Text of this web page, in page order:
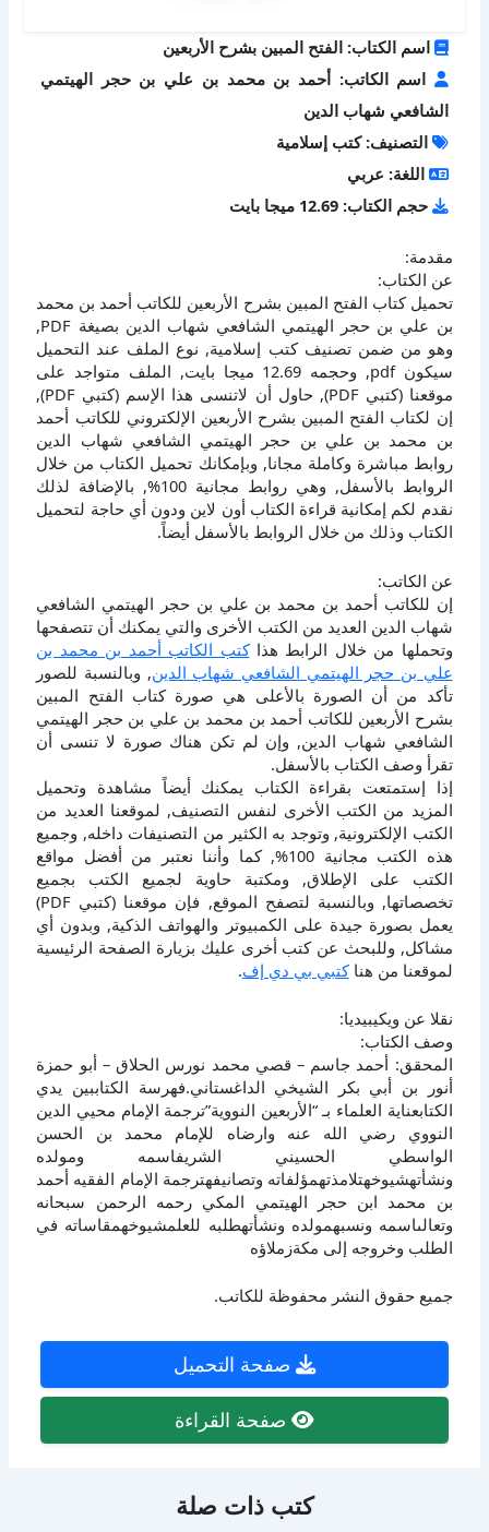
اسم الكتاب: الفتح المبين بشرح الأربعين
اسم الكاتب: أحمد بن محمد بن علي بن حجر الهيتمي
الشافعي شهاب الدين
التصنيف: كتب إسلامية
اللغة: عربي
حجم الكتاب: 12.69 ميجا بايت
مقدمة:
عن الكتاب:
تحميل كتاب الفتح المبين بشرح الأربعين للكاتب أحمد بن محمد
بن علي بن حجر الهيتمي الشافعي شهاب الدين بصيغة PDF,
وهو من ضمن تصنيف كتب إسلامية, نوع الملف عند التحميل
سيكون pdf, وحجمه 12.69 ميجا بايت, الملف متواجد على
موقعنا (كتبي PDF), حاول أن لاتنسى هذا الإسم (كتبي PDF),
إن لكتاب الفتح المبين بشرح الأربعين الإلكتروني للكاتب أحمد
بن محمد بن علي بن حجر الهيتمي الشافعي شهاب الدين
روابط مباشرة وكاملة مجانا, وبإمكانك تحميل الكتاب من خلال
الروابط بالأسفل, وهي روابط مجانية 100%, بالإضافة لذلك
نقدم لكم إمكانية قراءة الكتاب أون لاين ودون أي حاجة لتحميل
الكتاب وذلك من خلال الروابط بالأسفل أيضاً.
عن الكاتب:
إن للكاتب أحمد بن محمد بن علي بن حجر الهيتمي الشافعي
شهاب الدين العديد من الكتب الأخرى والتي يمكنك أن تتصفحها
وتحملها من خلال الرابط هذاكتب الكاتب أحمد بن محمد بن
علي بن حجر الهيتمي الشافعي شهاب الدين, وبالنسبة للصور
تأكد من أن الصورة بالأعلى هي صورة كتاب الفتح المبين
بشرح الأربعين للكاتب أحمد بن محمد بن علي بن حجر الهيتمي
الشافعي شهاب الدين, وإن لم تكن هناك صورة لا تنسى أن
تقرأ وصف الكتاب بالأسفل.
إذا إستمتعت بقراءة الكتاب يمكنك أيضاً مشاهدة وتحميل
المزيد من الكتب الأخرى لنفس التصنيف, لموقعنا العديد من
الكتب الإلكترونية, وتوجد به الكثير من التصنيفات داخله, وجميع
هذه الكتب مجانية 100%, كما وأننا نعتبر من أفضل مواقع
الكتب على الإطلاق, ومكتبة حاوية لجميع الكتب بجميع
تخصصاتها, وبالنسبة لتصفح الموقع, فإن موقعنا (كتبي PDF)
يعمل بصورة جيدة على الكمبيوتر والهواتف الذكية, وبدون أي
مشاكل, وللبحث عن كتب أخرى عليك بزيارة الصفحة الرئيسية
لموقعنا من هناكتبي بي دي إف.
نقلا عن ويكيبيديا:
وصف الكتاب:
المحقق: أحمد جاسم – قصي محمد نورس الحلاق – أبو حمزة
أنور بن أبي بكر الشيخي الداغستاني.فهرسة الكتاببين يدي
الكتابعناية العلماء بـ “الأربعين النووية”ترجمة الإمام محيي الدين
النووي رضي الله عنه وارضاه للإمام محمد بن الحسن
الواسطي الحسيني الشريفاسمه ومولده
ونشأتهشيوخهتلامذتهمؤلفاته وتصانيفهترجمة الإمام الفقيه أحمد
بن محمد ابن حجر الهيتمي المكي رحمه الرحمن سبحانه
وتعالىاسمه ونسبهمولده ونشأتهطلبه للعلمشيوخهمقاساته في
الطلب وخروجه إلى مكةزملاؤه
جميع حقوق النشر محفوظة للكاتب.
صفحة التحميل
صفحة القراءة
كتب ذات صلة